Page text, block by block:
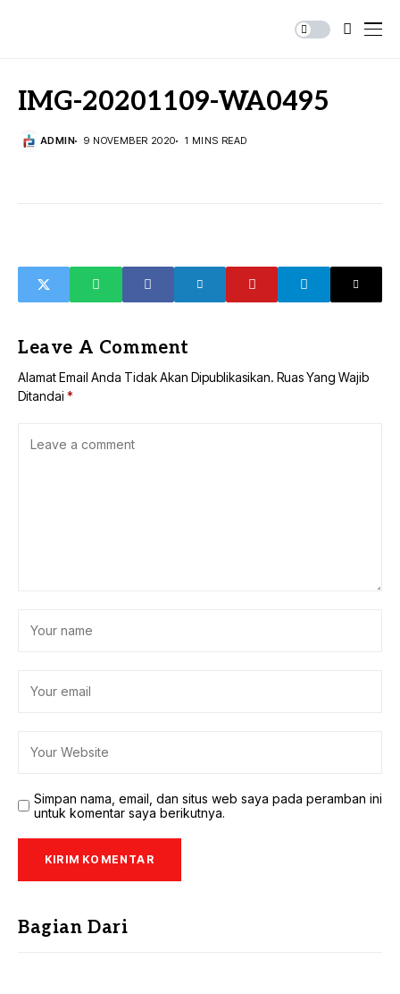
IMG-20201109-WA0495
ADMIN 9 NOVEMBER 2020 1 MINS READ
Leave A Comment
Alamat Email Anda Tidak Akan Dipublikasikan. Ruas Yang Wajib
Ditandai *
Simpan nama, email, dan situs web saya pada peramban ini
untuk komentar saya berikutnya.
Bagian Dari